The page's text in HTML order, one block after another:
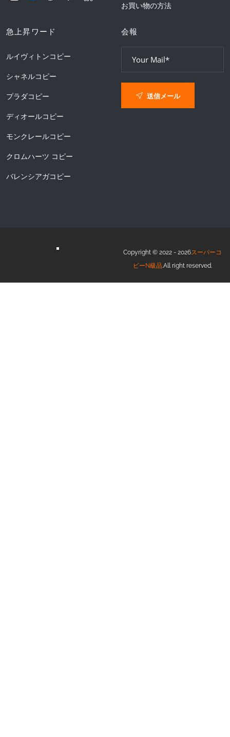
お買い物の方法
急上昇ワード
ルイヴィトンコピー
シャネルコピー
プラダコピー
ディオールコピー
モンクレールコピー
クロムハーツ コピー
バレンシアガコピー
会報
送信メール
Copyright © 2022 - 2026スーパーコ
ピーN級品.All right reserved.